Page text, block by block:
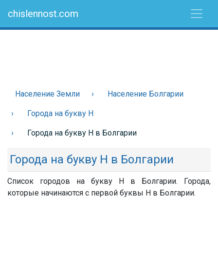
chislennost.com
Население Земли Население Болгарии
Города на букву Н
Города на букву Н в Болгарии
Города на букву Н в Болгарии
Список городов на букву Н в Болгарии. Города,
которые начинаются с первой буквы Н в Болгарии.